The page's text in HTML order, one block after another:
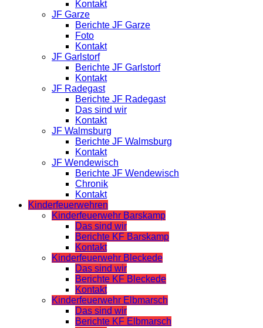
Kontakt
JF Garze
Berichte JF Garze
Foto
Kontakt
JF Garlstorf
Berichte JF Garlstorf
Kontakt
JF Radegast
Berichte JF Radegast
Das sind wir
Kontakt
JF Walmsburg
Berichte JF Walmsburg
Kontakt
JF Wendewisch
Berichte JF Wendewisch
Chronik
Kontakt
Kinderfeuerwehren
Kinderfeuerwehr Barskamp
Das sind wir
Berichte KF Barskamp
Kontakt
Kinderfeuerwehr Bleckede
Das sind wir
Berichte KF Bleckede
Kontakt
Kinderfeuerwehr Elbmarsch
Das sind wir
Berichte KF Elbmarsch